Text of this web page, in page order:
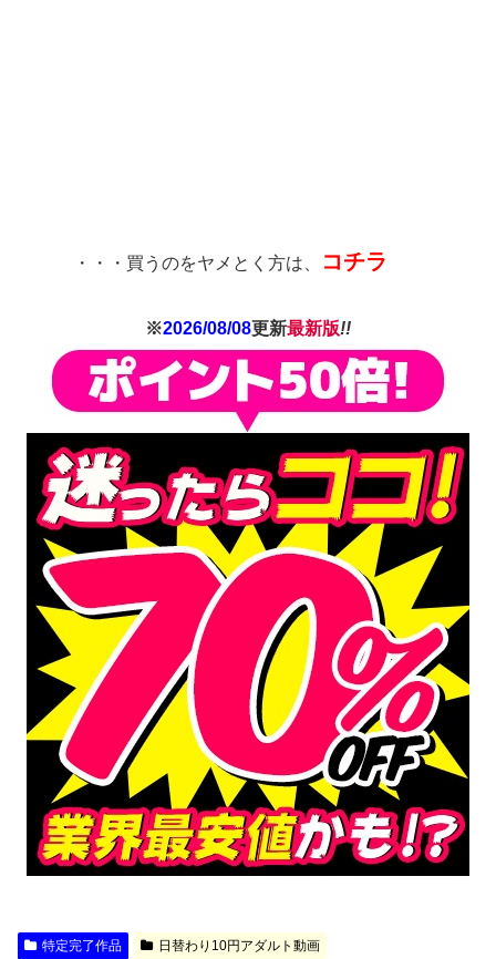
・・・買うのをヤメとく方は、 コチラ
※2026/08/08更新最新版!!
特定完了作品 日替わり10円アダルト動画